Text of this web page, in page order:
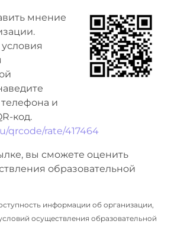
мнение
и
код.
qrcode/rate/417464
вы сможете оценить
образовательной
информации об организации,
осуществления образовательной